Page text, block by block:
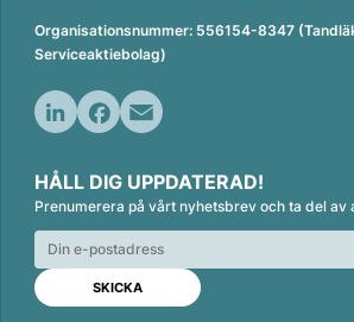
Organisationsnummer: 556154-8347
Serviceaktiebolag)
n
k
e
d
n
c
e
b
o
o
k
a
i
l
HÅLL DIG UPPDATERAD!
Prenumerera på vårt nyhetsbrev och ta del av